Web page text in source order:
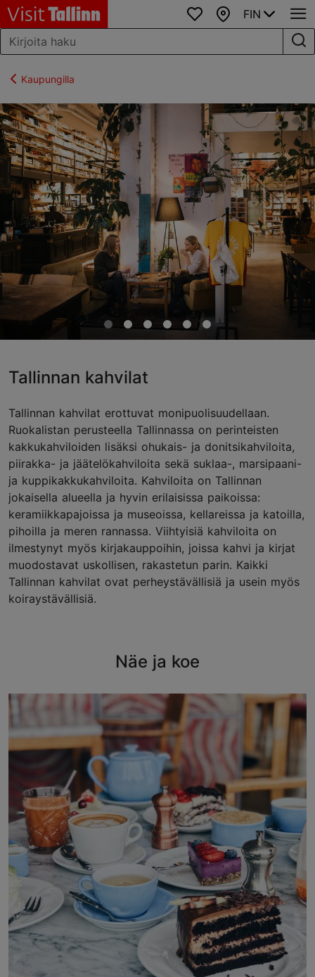
SuosikitKartta
FIN
Kaupungilla
Tallinnan kahvilat
Tallinnan kahvilat erottuvat monipuolisuudellaan.
Ruokalistan perusteella Tallinnassa on perinteisten
kakkukahviloiden lisäksi ohukais- ja donitsikahviloita,
piirakka- ja jäätelökahviloita sekä suklaa-, marsipaani-
ja kuppikakkukahviloita. Kahviloita on Tallinnan
jokaisella alueella ja hyvin erilaisissa paikoissa:
keramiikkapajoissa ja museoissa, kellareissa ja katoilla,
pihoilla ja meren rannassa. Viihtyisiä kahviloita on
ilmestynyt myös kirjakauppoihin, joissa kahvi ja kirjat
muodostavat uskollisen, rakastetun parin. Kaikki
Tallinnan kahvilat ovat perheystävällisiä ja usein myös
koiraystävällisiä.
Näe ja koe